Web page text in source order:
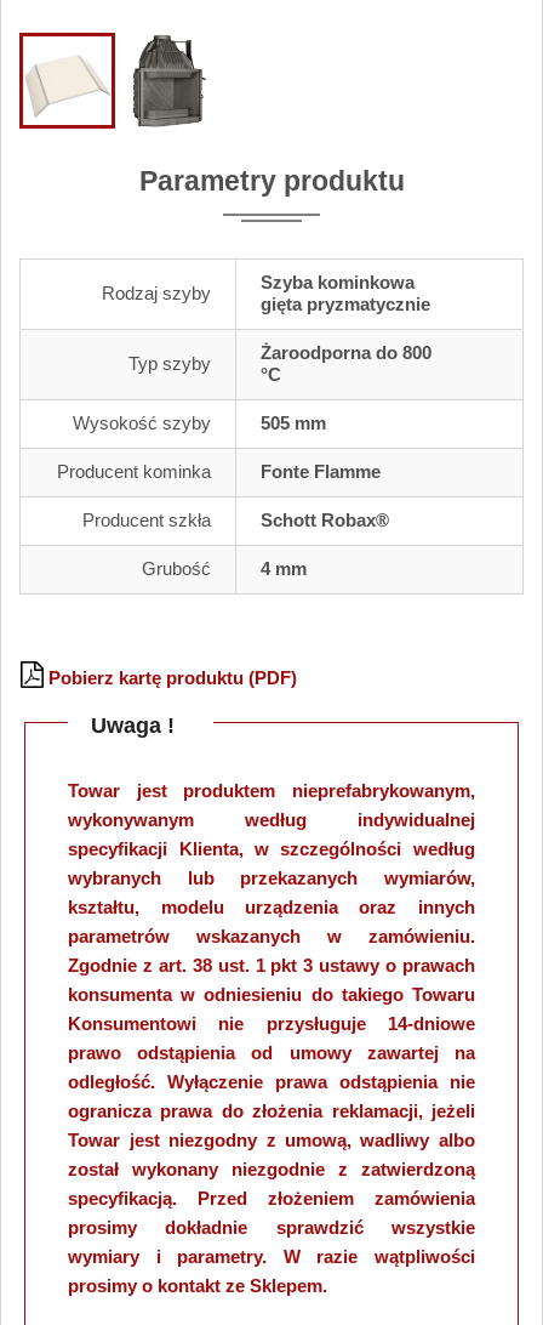
Parametry produktu
Rodzaj szyby
Szyba kominkowa
gięta pryzmatycznie
Typ szyby
Żaroodporna do 800
°C
Wysokość szyby 505 mm
Producent kominka Fonte Flamme
Producent szkła Schott Robax®
Grubość 4 mm
Pobierz kartę produktu (PDF)
Uwaga !
Towar jest produktem nieprefabrykowanym,
wykonywanym według indywidualnej
specyfikacji Klienta, w szczególności według
wybranych lub przekazanych wymiarów,
kształtu, modelu urządzenia oraz innych
parametrów wskazanych w zamówieniu.
Zgodnie z art. 38 ust. 1 pkt 3 ustawy o prawach
konsumenta w odniesieniu do takiego Towaru
Konsumentowi nie przysługuje 14-dniowe
prawo odstąpienia od umowy zawartej na
odległość. Wyłączenie prawa odstąpienia nie
ogranicza prawa do złożenia reklamacji, jeżeli
Towar jest niezgodny z umową, wadliwy albo
został wykonany niezgodnie z zatwierdzoną
specyfikacją. Przed złożeniem zamówienia
prosimy dokładnie sprawdzić wszystkie
wymiary i parametry. W razie wątpliwości
prosimy o kontakt ze Sklepem.